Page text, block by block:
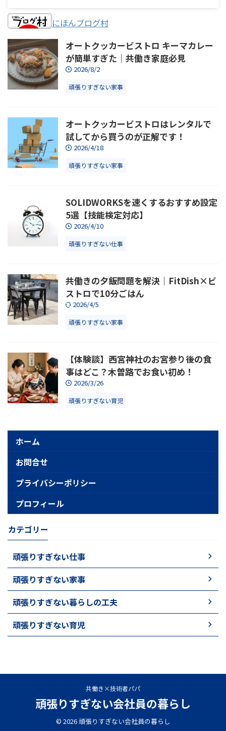
にほんブログ村
オートクッカービストロ キーマカレー
が簡単すぎた｜共働き家庭必見
2026/8/2
頑張りすぎない家事
オートクッカービストロはレンタルで
試してから買うのが正解です！
2026/4/18
頑張りすぎない家事
SOLIDWORKSを速くするおすすめ設定
5選【技能検定対応】
2026/4/10
頑張りすぎない仕事
共働きの夕飯問題を解決｜FitDish×ビ
ストロで10分ごはん
2026/4/5
頑張りすぎない家事
【体験談】西宮神社のお宮参り後の食
事はどこ？木曽路でお食い初め！
2026/3/26
頑張りすぎない育児
ホーム
お問合せ
プライバシーポリシー
プロフィール
カテゴリー
頑張りすぎない仕事
頑張りすぎない家事
頑張りすぎない暮らしの工夫
頑張りすぎない育児
共働き×技術者パパ
頑張りすぎない会社員の暮らし
© 2026 頑張りすぎない会社員の暮らし